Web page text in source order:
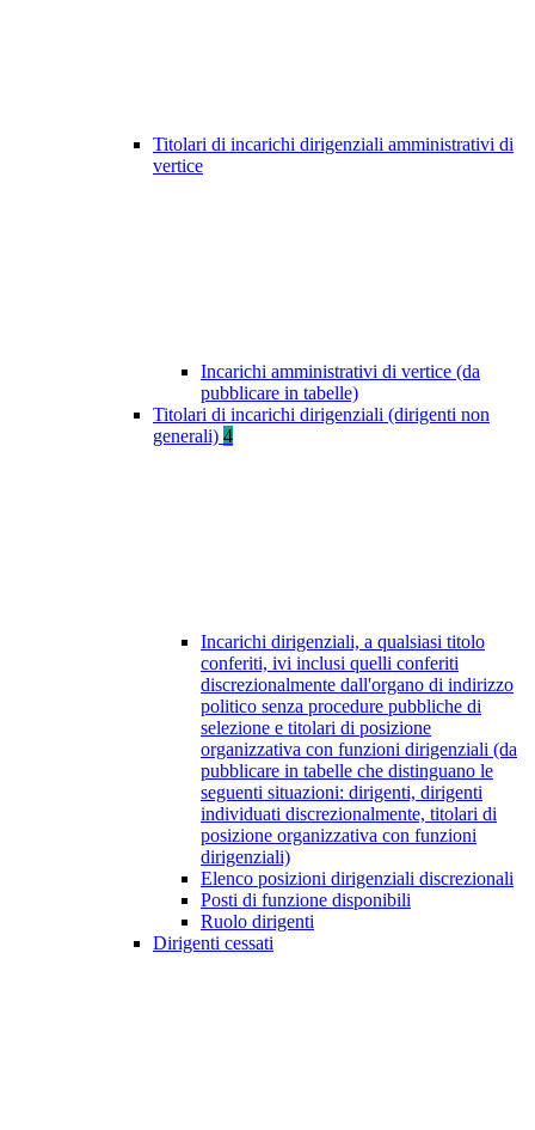
Titolari di incarichi dirigenziali amministrativi di
vertice
Incarichi amministrativi di vertice (da
pubblicare in tabelle)
Titolari di incarichi dirigenziali (dirigenti non
generali) 4
Incarichi dirigenziali, a qualsiasi titolo
conferiti, ivi inclusi quelli conferiti
discrezionalmente dall'organo di indirizzo
politico senza procedure pubbliche di
selezione e titolari di posizione
organizzativa con funzioni dirigenziali (da
pubblicare in tabelle che distinguano le
seguenti situazioni: dirigenti, dirigenti
individuati discrezionalmente, titolari di
posizione organizzativa con funzioni
dirigenziali)
Elenco posizioni dirigenziali discrezionali
Posti di funzione disponibili
Ruolo dirigenti
Dirigenti cessati